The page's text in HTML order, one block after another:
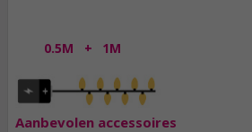
0.5M + 1M
Aanbevolen accessoires